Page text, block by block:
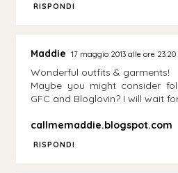
RISPONDI
Maddie 17 maggio 2013 alle ore 23:20
Wonderful outfits & garments!
Maybe you might consider
GFC and Bloglovin? I will wait
callmemaddie.blogspot.com
RISPONDI